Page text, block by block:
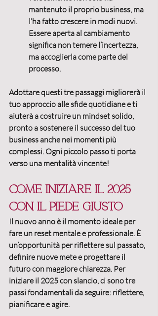
mantenuto il proprio business, ma
l’ha fatto crescere in modi nuovi.
Essere aperta al cambiamento
significa non temere l’incertezza,
ma accoglierla come parte del
processo.
Adottare questi tre passaggi migliorerà il
tuo approccio alle sfide quotidiane e ti
aiuterà a costruire un mindset solido,
pronto a sostenere il successo del tuo
business anche nei momenti più
complessi. Ogni piccolo passo ti porta
verso una mentalità vincente!
Come iniziare il 2025
con il piede giusto
Il nuovo anno è il momento ideale per
fare un reset mentale e professionale. È
un’opportunità per riflettere sul passato,
definire nuove mete e progettare il
futuro con maggiore chiarezza. Per
iniziare il 2025 con slancio, ci sono tre
passi fondamentali da seguire: riflettere,
pianificare e agire.